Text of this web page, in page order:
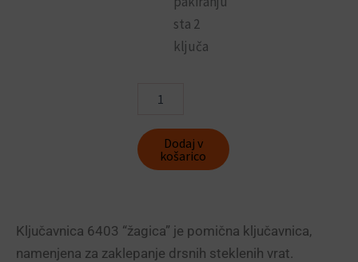
sta 2
ključa
steklena
vrata
6403
Dodaj v
košarico
Ključavnica 6403 “žagica” je pomična ključavnica,
namenjena za zaklepanje drsnih steklenih vrat.